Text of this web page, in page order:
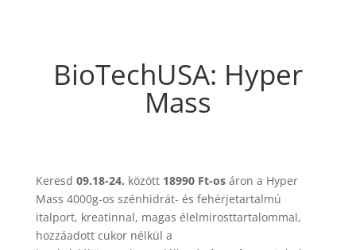
BioTechUSA: Hyper
Mass
Keresd 09.18-24. között 18990 Ft-osáron a Hyper
Mass 4000g-os szénhidrát- és fehérjetartalmú
italport, kreatinnal, magas élelmirosttartalommal,
hozzáadott cukor nélkül a